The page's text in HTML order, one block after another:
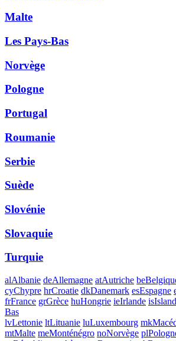
Malte
Les Pays-Bas
Norvège
Pologne
Portugal
Roumanie
Serbie
Suède
Slovénie
Slovaquie
Turquie
alAlbanie deAllemagne atAutriche be
cyChypre hrCroatie dkDanemark esEspagne
frFrance grGrèce huHongrie ieIrlande is
Bas
lvLettonie ltLituanie luLuxembourg mk
mtMalte meMonténégro noNorvège pl